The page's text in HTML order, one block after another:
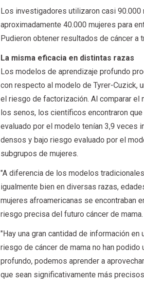
Los investigadores utilizaron casi
aproximadamente 40.000 mujeres para
Pudieron obtener resultados de cáncer a
La misma eficacia en distintas razas
Los modelos de aprendizaje profundo
con respecto al modelo de Tyrer-Cuzick,
el riesgo de factorización. Al comparar
los senos, los científicos encontraron
evaluado por el modelo tenían 3,9 veces
densos y bajo riesgo evaluado por el
subgrupos de mujeres.
"A diferencia de los modelos
igualmente bien en diversas razas,
mujeres afroamericanas se encontraban
riesgo precisa del futuro cáncer de
"Hay una gran cantidad de información
riesgo de cáncer de mama no han podido
profundo, podemos aprender a
que sean significativamente más